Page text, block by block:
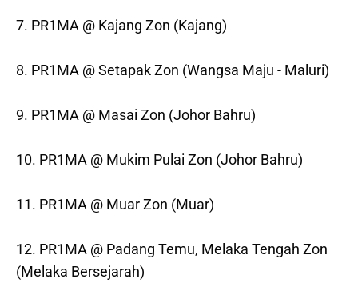
7. PR1MA @ Kajang Zon (Kajang)
8. PR1MA @ Setapak Zon (Wangsa Maju - Maluri)
9. PR1MA @ Masai Zon (Johor Bahru)
10. PR1MA @ Mukim Pulai Zon (Johor Bahru)
11. PR1MA @ Muar Zon (Muar)
12. PR1MA @ Padang Temu, Melaka Tengah Zon
(Melaka Bersejarah)